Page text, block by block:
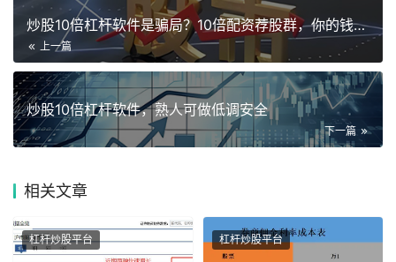
炒股10倍杠杆软件是骗局？10倍配资荐股群，你的钱根本没进股
上一篇
炒股10倍杠杆软件，熟人可做低调安全
下一篇
相关文章
杠杆炒股平台 杠杆炒股平台